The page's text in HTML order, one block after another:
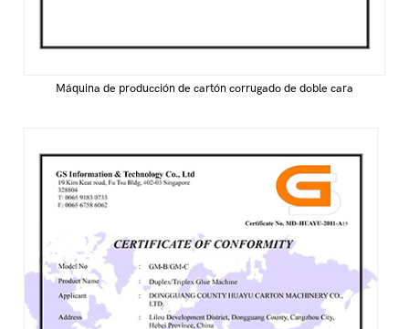
Máquina de producción de cartón corrugado de doble cara